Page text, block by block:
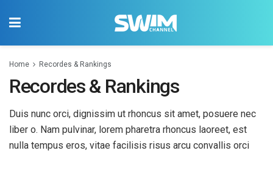
Home Recordes & Rankings
Recordes & Rankings
Duis nunc orci, dignissim ut rhoncus sit amet, posuere nec
liber o. Nam pulvinar, lorem pharetra rhoncus laoreet, est
nulla tempus eros, vitae facilisis risus arcu convallis orci